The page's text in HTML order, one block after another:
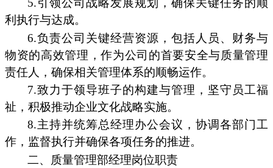
5.引领公司战略发展规划，确保关键任务的顺
利执行与达成。
6.负责公司关键经营资源，包括人员、财务与
物资的高效管理，作为公司的首要安全与质量管理
责任人，确保相关管理体系的顺畅运作。
7.致力于领导班子的构建与管理，坚守员工福
祉，积极推动企业文化战略实施。
8.主持并统筹总经理办公会议，协调各部门工
作，监督执行并确保各项任务的推进。
二、质量管理部经理岗位职责